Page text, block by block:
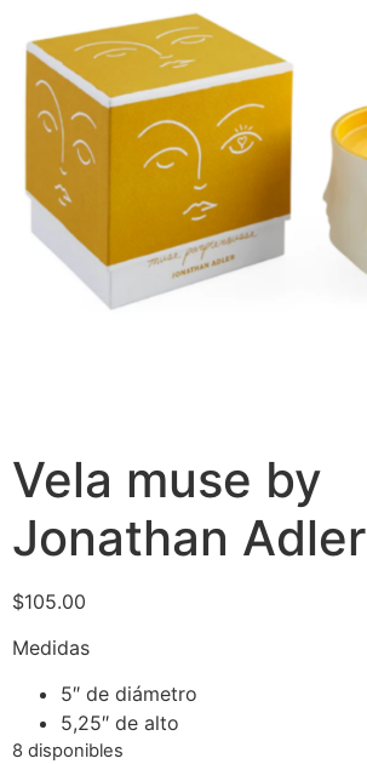
Vela muse by
Jonathan Adler
$105.00
Medidas
5″ de diámetro
5,25″ de alto
8 disponibles